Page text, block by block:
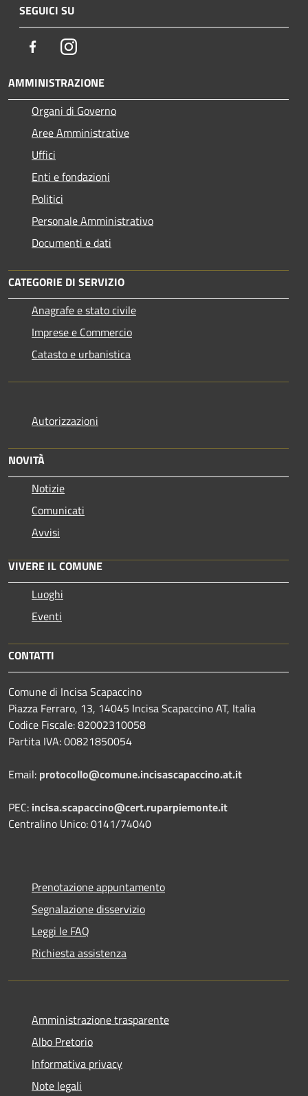
SEGUICI SU
FacebookInstagram
AMMINISTRAZIONE
Organi di Governo
Aree Amministrative
Uffici
Enti e fondazioni
Politici
Personale Amministrativo
Documenti e dati
CATEGORIE DI SERVIZIO
Anagrafe e stato civile
Imprese e Commercio
Catasto e urbanistica
Autorizzazioni
NOVITÀ
Notizie
Comunicati
Avvisi
VIVERE IL COMUNE
Luoghi
Eventi
CONTATTI
Comune di Incisa Scapaccino
Piazza Ferraro, 13, 14045 Incisa Scapaccino AT, Italia
Codice Fiscale: 82002310058
Partita IVA: 00821850054
Email: protocollo@comune.incisascapaccino.at.it
PEC: incisa.scapaccino@cert.ruparpiemonte.it
Centralino Unico: 0141/74040
Prenotazione appuntamento
Segnalazione disservizio
Leggi le FAQ
Richiesta assistenza
Amministrazione trasparente
Albo Pretorio
Informativa privacy
Note legali